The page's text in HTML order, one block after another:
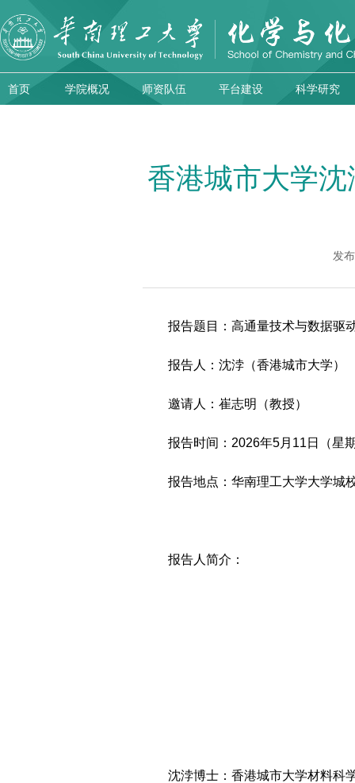
首页 学院概况 师资队伍 平台建设 科学研究
香港城市大学
发
报告题目：高通量技术与数据驱
报告人：沈浡（香港城市大学）
邀请人：崔志明（教授）
报告时间：2026年5月11日（星
报告地点：华南理工大学大学城
报告人简介：
沈浡博士：香港城市大学材料科